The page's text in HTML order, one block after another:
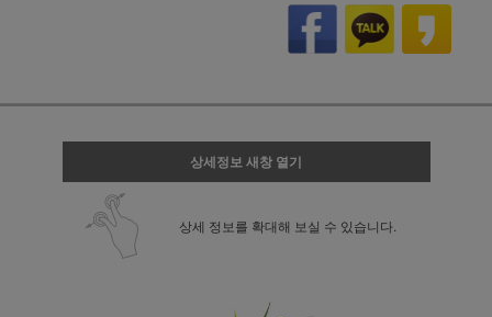
상세정보 새창 열기
상세 정보를 확대해 보실 수 있습니다.